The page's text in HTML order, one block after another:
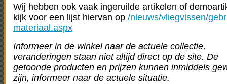
Wij hebben ook vaak ingeruilde artikelen of
kijk voor een lijst hiervan op /nieuws/vliegvissen/
materiaal.aspx
Informeer in de winkel naar de actuele collectie,
veranderingen staan niet altijd direct op de site. De
getoonde producten en prijzen kunnen inmiddels
zijn, informeer naar de actuele situatie.